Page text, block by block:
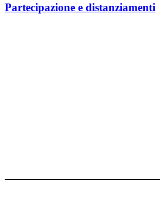
Partecipazione e distanziamenti